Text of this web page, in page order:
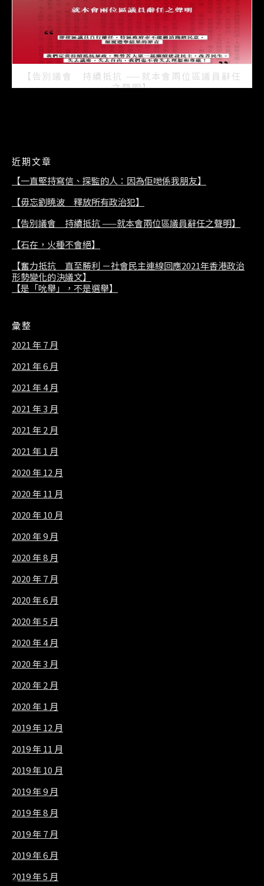
【告別議會 持續抵抗 ——就本會兩位區議員辭任
之聲明】
近期文章
【一直堅持寫信、探監的人：因為佢哋係我朋友】
【毋忘劉曉波 釋放所有政治犯】
【告別議會 持續抵抗 ——就本會兩位區議員辭任之聲明】
【石在，火種不會絕】
【奮力抵抗 直至勝利 －社會民主連線回應2021年香港政治
形勢變化的決議文】
【是「吮舉」，不是選舉】
彙整
2021 年 7 月
2021 年 6 月
2021 年 4 月
2021 年 3 月
2021 年 2 月
2021 年 1 月
2020 年 12 月
2020 年 11 月
2020 年 10 月
2020 年 9 月
2020 年 8 月
2020 年 7 月
2020 年 6 月
2020 年 5 月
2020 年 4 月
2020 年 3 月
2020 年 2 月
2020 年 1 月
2019 年 12 月
2019 年 11 月
2019 年 10 月
2019 年 9 月
2019 年 8 月
2019 年 7 月
2019 年 6 月
2019 年 5 月